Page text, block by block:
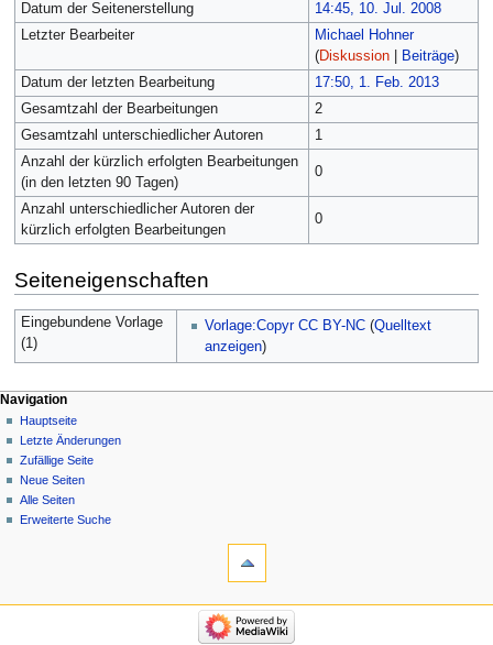
Datum der Seitenerstellung
14:45, 10. Jul. 2008
Letzter Bearbeiter
Michael Hohner
(Diskussion| Beiträge)
Datum der letzten Bearbeitung
17:50, 1. Feb. 2013
Gesamtzahl der Bearbeitungen
2
Gesamtzahl unterschiedlicher Autoren
1
Anzahl der kürzlich erfolgten Bearbeitungen
(in den letzten 90 Tagen)
0
Anzahl unterschiedlicher Autoren der
kürzlich erfolgten Bearbeitungen
0
Seiteneigenschaften
Eingebundene Vorlage
(1)
Vorlage:Copyr CC BY-NC (Quelltext
anzeigen)
Navigation
Hauptseite
Letzte Änderungen
Zufällige Seite
Neue Seiten
Alle Seiten
Erweiterte Suche